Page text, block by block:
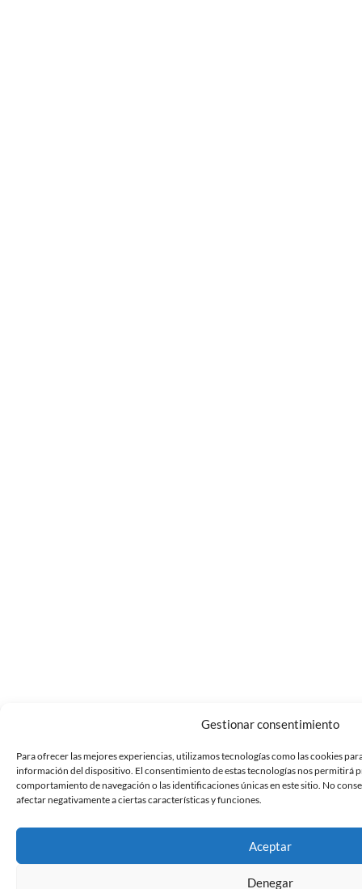
Gestionar consentimiento
Para ofrecer las mejores experiencias, utilizamos tecnologías como las cookies
información del dispositivo. El consentimiento de estas tecnologías nos permitirá
comportamiento de navegación o las identificaciones únicas en este sitio. No
afectar negativamente a ciertas características y funciones.
Aceptar
Denegar